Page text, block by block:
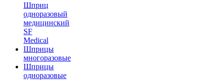
Шприц
одноразовый
медицинский
SF
Medical
Шприцы
многоразовые
Шприцы
одноразовые